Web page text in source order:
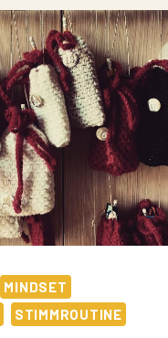
MINDSET
STIMMROUTINE